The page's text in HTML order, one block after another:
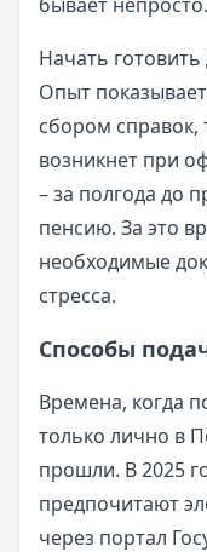
Начать
Опыт
сбором
возникнет при
– за полгода до
пенсию. За это
необходимые
стресса.
Способы
Времена, когда
только лично в
прошли. В 2025
предпочитают
через портал